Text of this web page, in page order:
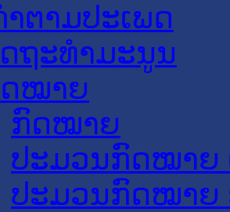
ຕາມປະເພດ
ຖະທໍາມະນູນ
ໝາຍ
ກົດໝາຍ
ປະມວນກົດໝາຍ
ປະມວນກົດໝາຍ